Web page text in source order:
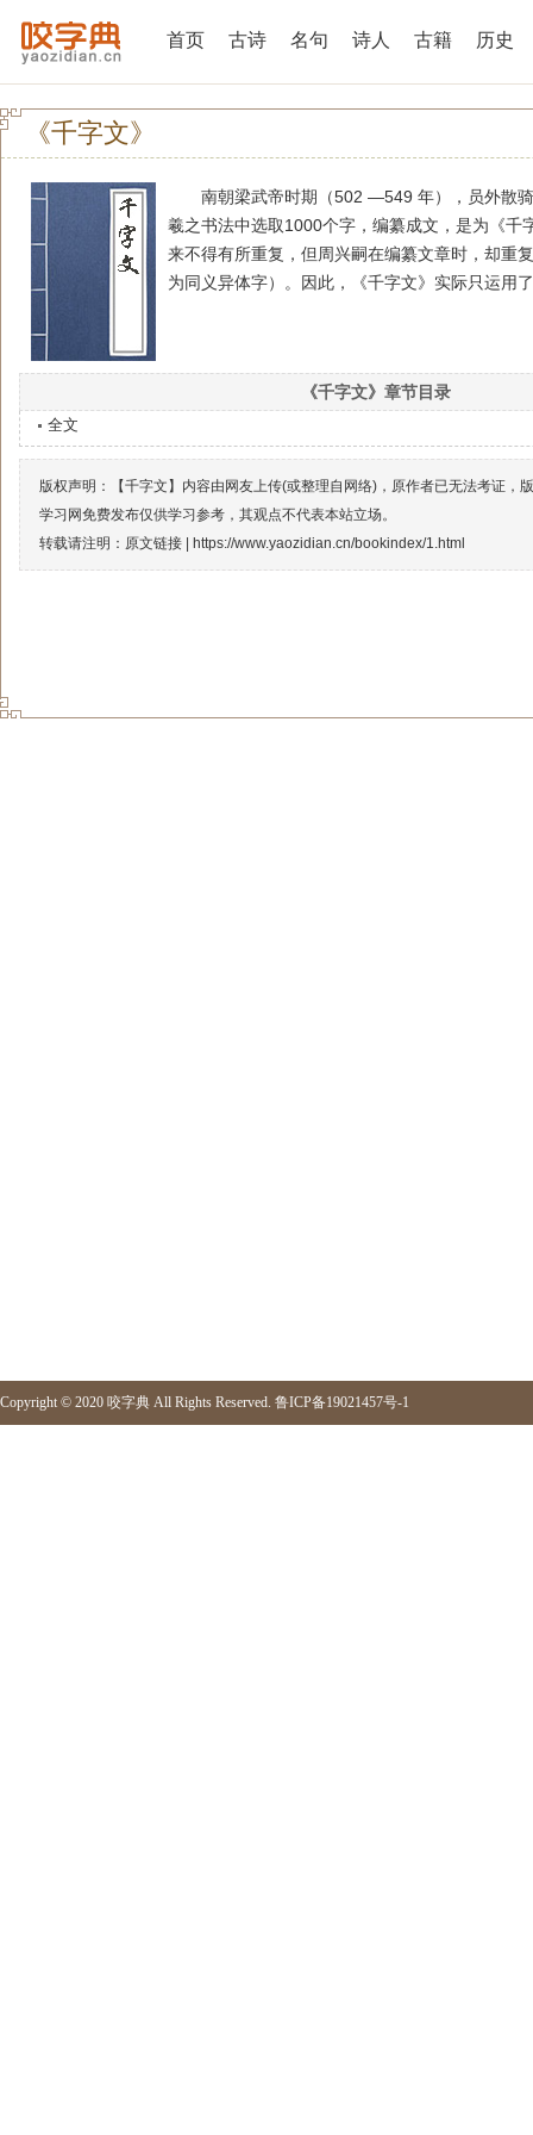
首页 古诗 名句 诗人 古籍 历史
《千字文》
南朝梁武帝时期（502 —549 年），员外散骑
羲之书法中选取1000个字，编纂成文，是为《千
来不得有所重复，但周兴嗣在编纂文章时，却重
为同义异体字）。因此，《千字文》实际只运用
《千字文》章节目录
全文
版权声明：【千字文】内容由网友上传(或整理自网络)，原作者已无法考证，
学习网免费发布仅供学习参考，其观点不代表本站立场。
转载请注明：原文链接 |
https://www.yaozidian.cn/bookindex/1.html
Copyright © 2020 咬字典 All Rights Reserved. 鲁ICP备19021457号-1